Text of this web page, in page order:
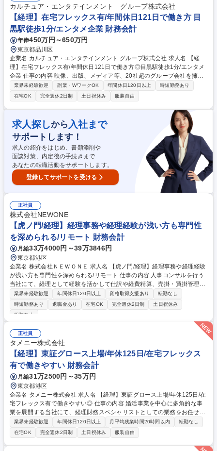
精算確認、経費払い確認、SAP 伝票転記、ファイリング)■決算業務(四半
期決算仕訳、親会社へのレポーティング、財務諸表作成)■税務■その他各
種問い合わせ対応等付随業務 募集職種 【経理】経理のスペシャリストを
目指す方歓迎！不織布のリーディングカンパニー
カルチュア・エンタテインメント グループ株式会社
【経理】在宅フレックス有/年間休日121日で働き方 目
黒駅徒歩1分/エンタメ企業 財務会計
年俸450万円～650万円
東京都品川区
企業名 カルチュア・エンタテインメント グループ株式会社 求人名 【経
理】在宅フレックス有/年間休日121日で働き方◎目黒駅徒歩1分/エンタメ
企業 仕事の内容 映像、出版、メディア等、20社超のグループ会社を擁す
る当社の経理として、単体・連結決算から業務改善まで広くお任せしま
す。フローの見直しやIPO準備など、攻めの経理としてキャリアを築ける
環境です。 まずは日常的な伝票処理や月次・年次決算の補助からスタート
して徐々に慣れていただきます◎■グループ各社の月次・四半期・年次決
算業務■伝票処理（請求書発行、国内外支払、経費精算等）および納税業
務■決算早期化に向けた業務フローの改善・標準化の推進■資金管理業務
（資金繰り・入出金管理）■連結決算業務への対応、および会計監査・税
務調査対応■IPOに向けた内部管理体制の整備・開示サポート 募集職種
【経理】在宅フレックス有/年間休日121日で働き方◎目黒駅徒歩1分/エン
タメ企業
業界未経験歓迎 副業・WワークOK 年間休日120日以上
時短勤務あり
在宅OK
完全週休2日制 土日祝休み 服装自由
求人探しから 入社まで
サポートします！
求人の紹介をはじめ、書類添削や
面談対策、内定後の手続きまで
あなたの転職活動をサポートします。
登録してサポートを受ける
正社員
株式会社NEWONE
【虎ノ門/経理】経理事務や経理経験が浅い方も専門性
を深められる/リモート 財務会計
月給33万4000円～39万3846円
東京都港区
企業名 株式会社ＮＥＷＯＮＥ 求人名 【虎ノ門/経理】経理事務や経理経験
が浅い方も専門性を深められる/リモート 仕事の内容 人事コンサルを行う
当社にて、経理として経験を活かして仕訳や経費精算、売掛・買掛管理と
いった日常業務全般を担い、他部署とも連携しながら月次決算の一連の流
れを支える実務をお任せします。 具体的には、日常の仕訳起票や社員の経
費精算、売掛金・買掛金の管理など、これまでの実務経験を活かして日常
決算の基本的な一連の流れを正確に把握し、業務の幅を広げられる環境で
す。また、日々の実務の中では営業部門や法務部門といった他部署の担当
者とも円滑に連携します。経験を活かして経理としての専門性をより深め
られる職場です。 募集職種 【虎ノ門/経理】経理事務や経理経験が浅い方
も専門性を深められる/リモート
業界未経験歓迎 年間休日120日以上 資格取得支援あり
転勤なし
時短勤務あり
退職金あり 在宅OK 完全週休2日制
土日祝休み
服装自由
正社員
タメニー株式会社
【経理】東証グロース上場/年休125日/在宅フレックス
有で働きやすい 財務会計
月給31万2500円～35万円
東京都港区
企業名 タメニー株式会社 求人名 【経理】東証グロース上場/年休125日/在
宅フレックス有で働きやすい◎ 仕事の内容 婚活事業を中心に多角的な事
業を展開する当社にて、経理財務スペシャリストとしての業務をお任せし
ます。 ■日次・月次・年次の経理業務（仕訳入力、伝票処理、月次締め対
応） ■請求書発行・支払管理、経費精算チェック ■月次・四半期・年次決
算業務の補助 ■税務申告・監査対応のサポート ■その他経理財務部内にお
ける各種庶務・改善業務 募集職種 【経理】東証グロース上場/年休125日/
業界未経験歓迎 年間休日120日以上 月平均残業時間20時間以内
転勤なし
在宅OK
完全週休2日制 土日祝休み 服装自由